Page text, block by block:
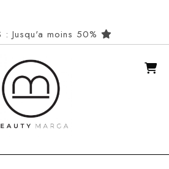
: Jusqu'a moins 50%